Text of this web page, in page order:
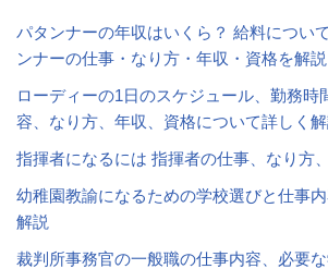
パタンナーの年収はいくら？ 給料につい
ンナーの仕事・なり方・年収・資格を解説
ローディーの1日のスケジュール、勤務時
容、なり方、年収、資格について詳しく
指揮者になるには 指揮者の仕事、なり方
幼稚園教諭になるための学校選びと仕事
解説
裁判所事務官の一般職の仕事内容、必要